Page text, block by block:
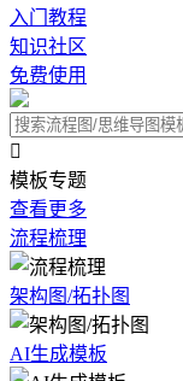
入门教程
知识社区
免费使用

模板专题
查看更多
流程梳理
架构图/拓扑图
AI生成模板